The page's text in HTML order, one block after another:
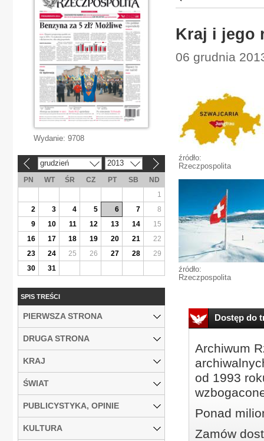
Kraj i jego
06 grudnia
źródło:
Rzeczpospolita
źródło:
Rzeczpospolita
Dostęp do
Archiwum
od 1993
Ponad
Zamów
Wydanie: 9708
grudzień 2013
PN WT ŚR CZ PT SB
ND
1
2
3 4 5 6 7
8
9
10 11 12 13 14
15
16
17 18 19 20 21
22
23
24 25 26 27 28
29
30
31
SPIS TREŚCI
PIERWSZA STRONA
DRUGA STRONA
KRAJ
ŚWIAT
PUBLICYSTYKA, OPINIE
KULTURA